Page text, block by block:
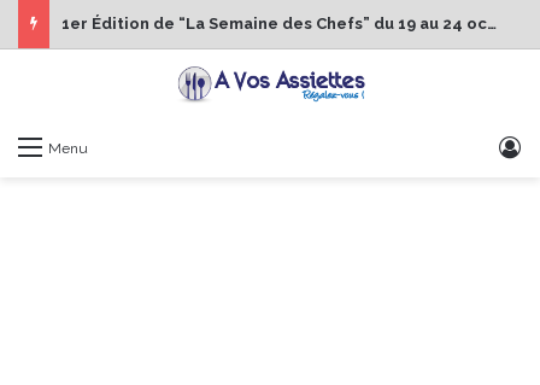
1er Édition de “La Semaine des Chefs” du 19 au 24 octobre 2026
Menu